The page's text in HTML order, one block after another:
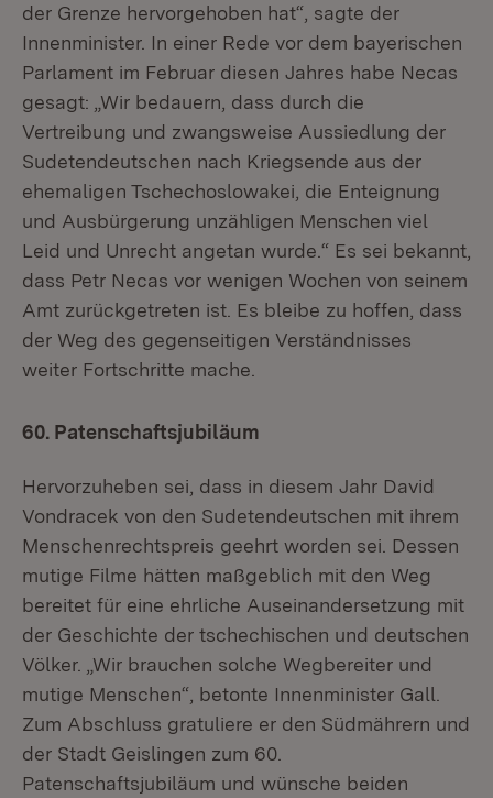
der Grenze hervorgehoben hat“, sagte der
Innenminister. In einer Rede vor dem bayerischen
Parlament im Februar diesen Jahres habe Necas
gesagt: „Wir bedauern, dass durch die
Vertreibung und zwangsweise Aussiedlung der
Sudetendeutschen nach Kriegsende aus der
ehemaligen Tschechoslowakei, die Enteignung
und Ausbürgerung unzähligen Menschen viel
Leid und Unrecht angetan wurde.“ Es sei bekannt,
dass Petr Necas vor wenigen Wochen von seinem
Amt zurückgetreten ist. Es bleibe zu hoffen, dass
der Weg des gegenseitigen Verständnisses
weiter Fortschritte mache.
60. Patenschaftsjubiläum
Hervorzuheben sei, dass in diesem Jahr David
Vondracek von den Sudetendeutschen mit ihrem
Menschenrechtspreis geehrt worden sei. Dessen
mutige Filme hätten maßgeblich mit den Weg
bereitet für eine ehrliche Auseinandersetzung mit
der Geschichte der tschechischen und deutschen
Völker. „Wir brauchen solche Wegbereiter und
mutige Menschen“, betonte Innenminister Gall.
Zum Abschluss gratuliere er den Südmährern und
der Stadt Geislingen zum 60.
Patenschaftsjubiläum und wünsche beiden